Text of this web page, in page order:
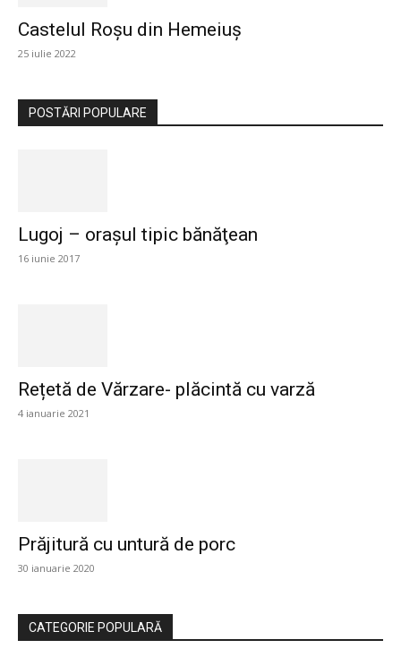
Castelul Roșu din Hemeiuș
25 iulie 2022
POSTĂRI POPULARE
Lugoj – orașul tipic bănăţean
16 iunie 2017
Rețetă de Vărzare- plăcintă cu varză
4 ianuarie 2021
Prăjitură cu untură de porc
30 ianuarie 2020
CATEGORIE POPULARĂ